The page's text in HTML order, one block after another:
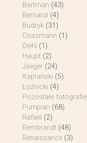
Bartman (43)
Bernardi (4)
Budryk (31)
Cossmann (1)
Diehl (1)
Haupt (2)
Jaeger (24)
Kapłański (5)
Łoźnicki (4)
Pozostałe fotografie
Pumpian (68)
Rafael (2)
Rembrandt (48)
Renaissance (3)